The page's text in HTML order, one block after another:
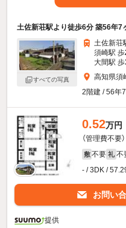
土佐新荘駅より徒歩6分 築56年7
すべての写真
土佐新荘
須崎駅 歩
大間駅 歩
高知県須
2階建 / 56年
0.52万円
（管理費不要）
敷 不要 礼 不
- / 3DK /
お問い
提供